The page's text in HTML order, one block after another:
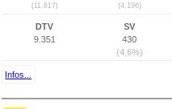
(11.817) (4.196)
DTV
9.351
SV
430
(4,6%)
Infos...